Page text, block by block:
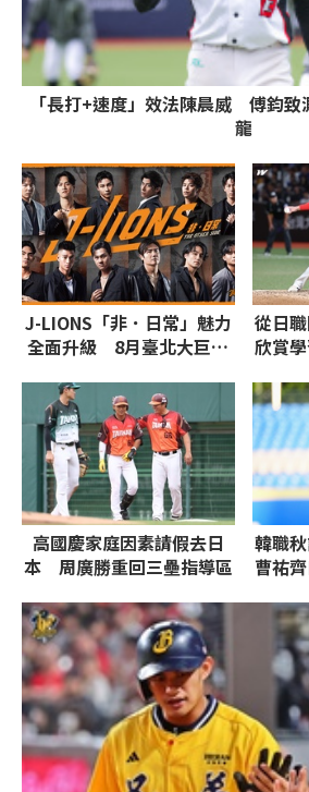
「長打+速度」效法陳晨威 傅鈞致
龍
J-LIONS「非．日常」魅力
全面升級 8月臺北大巨蛋
從日
欣賞
高國慶家庭因素請假去日
本 周廣勝重回三壘指導區
韓職
曹祐